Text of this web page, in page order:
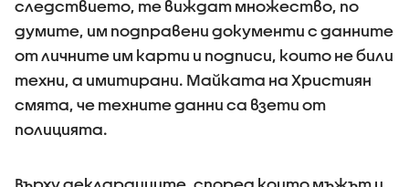
следствието, те виждат множество, по
думите, им подправени документи с данните
от личните им карти и подписи, които не били
техни, а имитирани. Майката на Християн
смята, че техните данни са взети от
полицията.